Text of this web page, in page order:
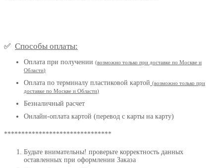
✅ Способы оплаты:
Оплата при получении (возможно только при доставке по Москве и
Области)
Оплата по терминалу пластиковой картой (возможно только при
доставке по Москве и Области)
Безналичный расчет
Онлайн-оплата картой (перевод с карты на карту)
*******************************
Будьте внимательны! проверьте корректность данных
оставленных при оформлении Заказа